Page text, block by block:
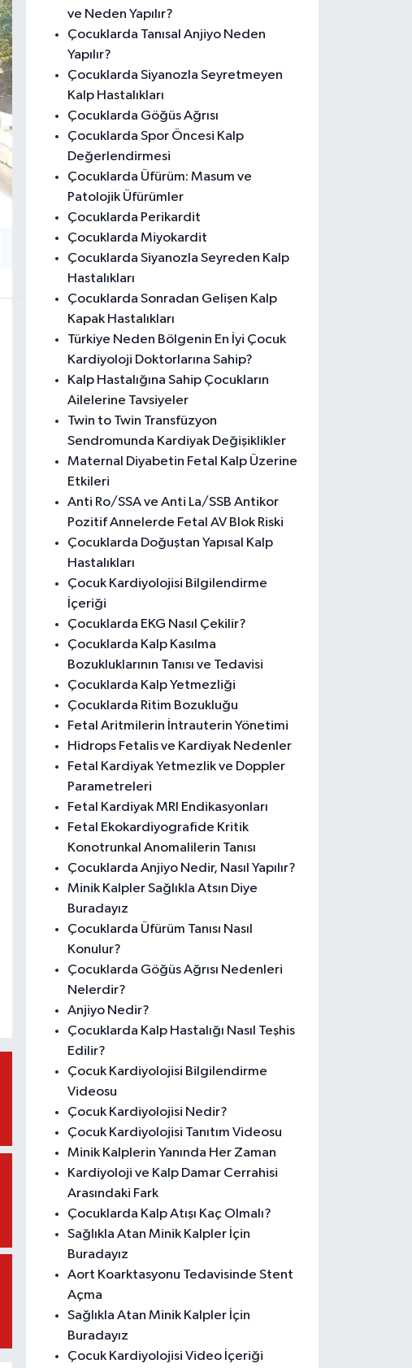
ve Neden Yapılır?
Çocuklarda Tanısal Anjiyo Neden
Yapılır?
Çocuklarda Siyanozla Seyretmeyen
Kalp Hastalıkları
Çocuklarda Göğüs Ağrısı
Çocuklarda Spor Öncesi Kalp
Değerlendirmesi
Çocuklarda Üfürüm: Masum ve
Patolojik Üfürümler
Çocuklarda Perikardit
Çocuklarda Miyokardit
Çocuklarda Siyanozla Seyreden Kalp
Hastalıkları
Çocuklarda Sonradan Gelişen Kalp
Kapak Hastalıkları
Türkiye Neden Bölgenin En İyi Çocuk
Kardiyoloji Doktorlarına Sahip?
Kalp Hastalığına Sahip Çocukların
Ailelerine Tavsiyeler
Twin to Twin Transfüzyon
Sendromunda Kardiyak Değişiklikler
Maternal Diyabetin Fetal Kalp Üzerine
Etkileri
Anti Ro/SSA ve Anti La/SSB Antikor
Pozitif Annelerde Fetal AV Blok Riski
Çocuklarda Doğuştan Yapısal Kalp
Hastalıkları
Çocuk Kardiyolojisi Bilgilendirme
İçeriği
Çocuklarda EKG Nasıl Çekilir?
Çocuklarda Kalp Kasılma
Bozukluklarının Tanısı ve Tedavisi
Çocuklarda Kalp Yetmezliği
Çocuklarda Ritim Bozukluğu
Fetal Aritmilerin İntrauterin Yönetimi
Hidrops Fetalis ve Kardiyak Nedenler
Fetal Kardiyak Yetmezlik ve Doppler
Parametreleri
Fetal Kardiyak MRI Endikasyonları
Fetal Ekokardiyografide Kritik
Konotrunkal Anomalilerin Tanısı
Çocuklarda Anjiyo Nedir, Nasıl Yapılır?
Minik Kalpler Sağlıkla Atsın Diye
Buradayız
Çocuklarda Üfürüm Tanısı Nasıl
Konulur?
Çocuklarda Göğüs Ağrısı Nedenleri
Nelerdir?
Anjiyo Nedir?
Çocuklarda Kalp Hastalığı Nasıl Teşhis
Edilir?
Çocuk Kardiyolojisi Bilgilendirme
Videosu
Çocuk Kardiyolojisi Nedir?
Çocuk Kardiyolojisi Tanıtım Videosu
Minik Kalplerin Yanında Her Zaman
Kardiyoloji ve Kalp Damar Cerrahisi
Arasındaki Fark
Çocuklarda Kalp Atışı Kaç Olmalı?
Sağlıkla Atan Minik Kalpler İçin
Buradayız
Aort Koarktasyonu Tedavisinde Stent
Açma
Sağlıkla Atan Minik Kalpler İçin
Buradayız
Çocuk Kardiyolojisi Video İçeriği